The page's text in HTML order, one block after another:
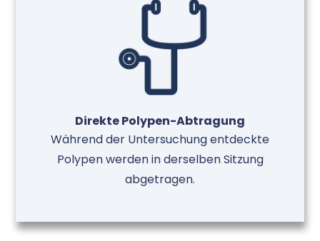
Direkte Polypen-Abtragung
Während der Untersuchung entdeckte
Polypen werden in derselben Sitzung
abgetragen.